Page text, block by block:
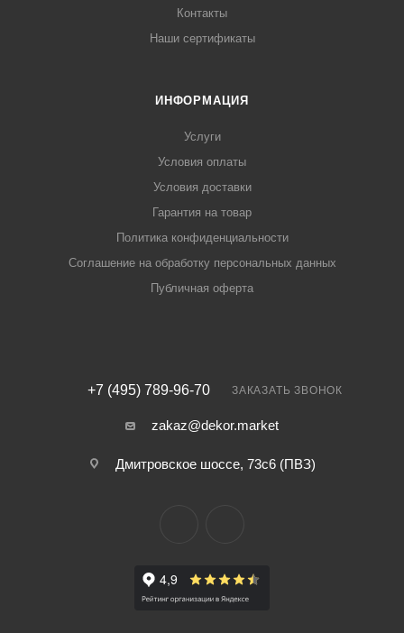
Контакты
Наши сертификаты
ИНФОРМАЦИЯ
Услуги
Условия оплаты
Условия доставки
Гарантия на товар
Политика конфиденциальности
Соглашение на обработку персональных данных
Публичная оферта
+7 (495) 789-96-70 ЗАКАЗАТЬ ЗВОНОК
zakaz@dekor.market
Дмитровское шоссе, 73с6 (ПВЗ)